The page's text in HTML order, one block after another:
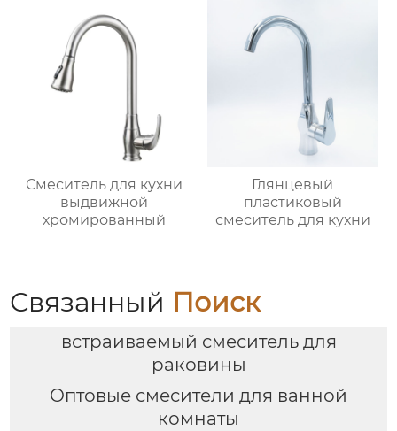
Смеситель для кухни
выдвижной
хромированный
Глянцевый
пластиковый
смеситель для кухни
Связанный Поиск
встраиваемый смеситель для
раковины
Оптовые смесители для ванной
комнаты